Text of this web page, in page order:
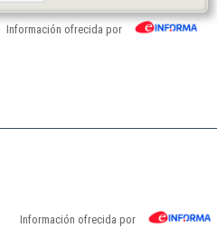
Información ofrecida por
Información ofrecida por